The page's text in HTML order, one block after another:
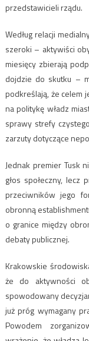
przedstawicieli rządu.
Według relacji
szeroki – aktywiści
miesięcy zbierają
dojdzie do skutku –
podkreślają, że celem
na politykę władz
sprawy strefy
zarzuty dotyczące
Jednak premier Tusk
głos społeczny, lecz
przeciwników jego
obronną
o granice między
debaty publicznej.
Krakowskie
że do aktywności
spowodowany
już próg wymagany
Powodem